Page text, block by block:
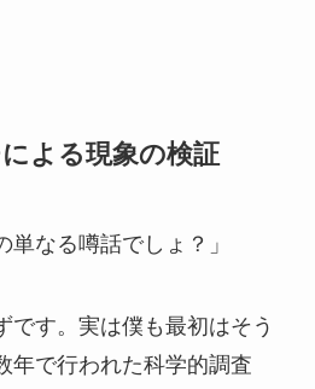
よる現象の検証
単なる噂話でしょ？」
です。実は僕も最初はそう
年で行われた科学的調査